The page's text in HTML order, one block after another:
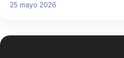
25 mayo 2026